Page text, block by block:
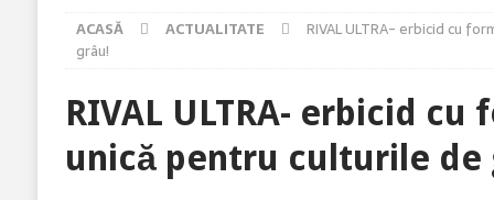
[ 7 august 2026 ]
Bolile nu iau pauză vara și nici
Producții mari la grâu? Ai
[ 6 august 2026 ] Cum susține genetica avansată
ACASĂ ACTUALITATE
RIVAL ULTRA- erbicid cu
grâu!
RIVAL ULTRA- erbicid cu
unică pentru culturile de